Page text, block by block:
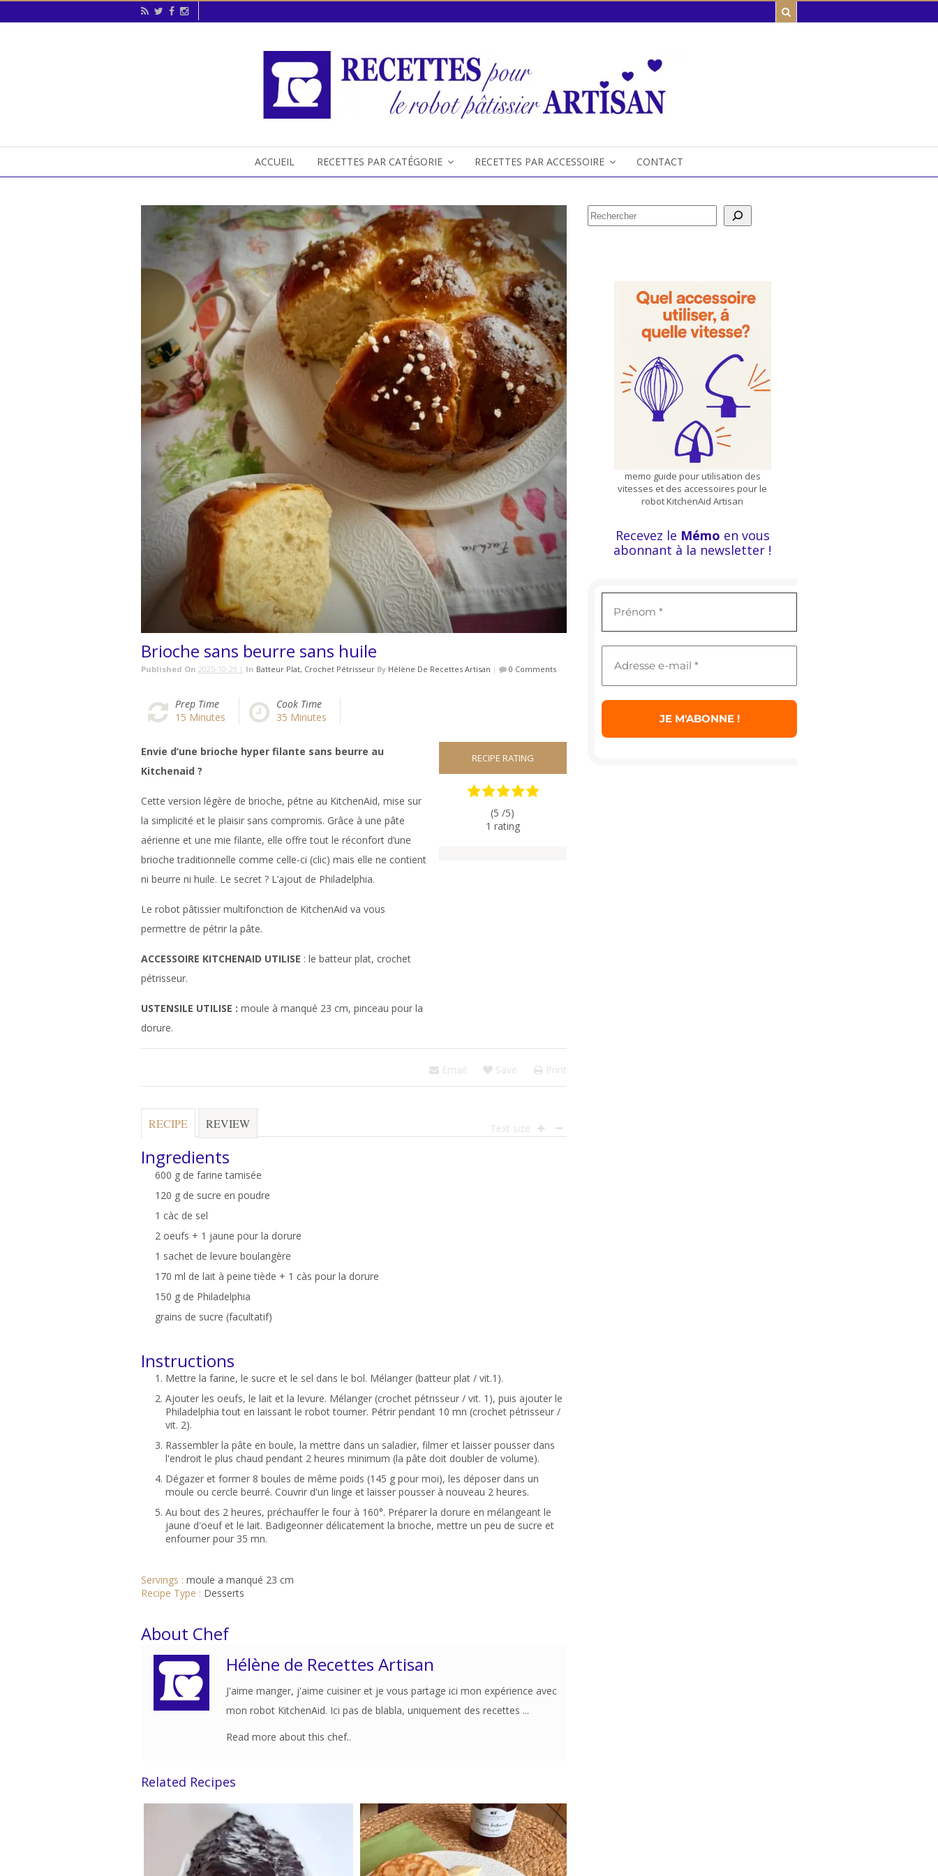
ACCUEIL RECETTES PAR CATÉGORIE RECETTES PAR ACCESSOIRE CONTACT
Brioche sans beurre sans huile
Published On 2025-10-29 | In Batteur Plat Crochet Pétrisseur By Hélène De Recettes Artisan | 0 Comments
Prep Time
15 Minutes
Cook Time
35 Minutes
Envie d’une brioche hyper filante sans beurre au
Kitchenaid ?
Cette version légère de brioche, pétrie au KitchenAid, mise sur
la simplicité et le plaisir sans compromis. Grâce à une pâte
aérienne et une mie filante, elle offre tout le réconfort d’une
brioche traditionnelle comme celle-ci (clic) mais elle ne contient
ni beurre ni huile. Le secret ? L’ajout de Philadelphia.
Le robot pâtissier multifonction de KitchenAid va vous
permettre de pétrir la pâte.
ACCESSOIRE KITCHENAID UTILISE : le batteur plat, crochet
pétrisseur.
USTENSILE UTILISE : moule à manqué 23 cm, pinceau pour la
dorure.
RECIPE RATING
(5 /5)
1 rating
Email Save Print
RECIPE REVIEW Text size
Ingredients
600 g de farine tamisée
120 g de sucre en poudre
1 càc de sel
2 oeufs + 1 jaune pour la dorure
1 sachet de levure boulangère
170 ml de lait à peine tiède + 1 càs pour la dorure
150 g de Philadelphia
grains de sucre (facultatif)
Instructions
Mettre la farine, le sucre et le sel dans le bol. Mélanger (batteur plat / vit.1).
Ajouter les oeufs, le lait et la levure. Mélanger (crochet pétrisseur / vit. 1), puis ajouter le
Philadelphia tout en laissant le robot tourner. Pétrir pendant 10 mn (crochet pétrisseur /
vit. 2).
Rassembler la pâte en boule, la mettre dans un saladier, filmer et laisser pousser dans
l'endroit le plus chaud pendant 2 heures minimum (la pâte doit doubler de volume).
Dégazer et former 8 boules de même poids (145 g pour moi), les déposer dans un
moule ou cercle beurré. Couvrir d'un linge et laisser pousser à nouveau 2 heures.
Au bout des 2 heures, préchauffer le four à 160°. Préparer la dorure en mélangeant le
jaune d'oeuf et le lait. Badigeonner délicatement la brioche, mettre un peu de sucre et
enfourner pour 35 mn.
Servings : moule a manqué 23 cm
Recipe Type : Desserts
About Chef
Hélène de Recettes Artisan
J'aime manger, j'aime cuisiner et je vous partage ici mon expérience avec
mon robot KitchenAid. Ici pas de blabla, uniquement des recettes ...
Read more about this chef..
Related Recipes
Rechercher
memo guide pour utilisation des
vitesses et des accessoires pour le
robot KitchenAid Artisan
Recevez le Mémo en vous
abonnant à la newsletter !